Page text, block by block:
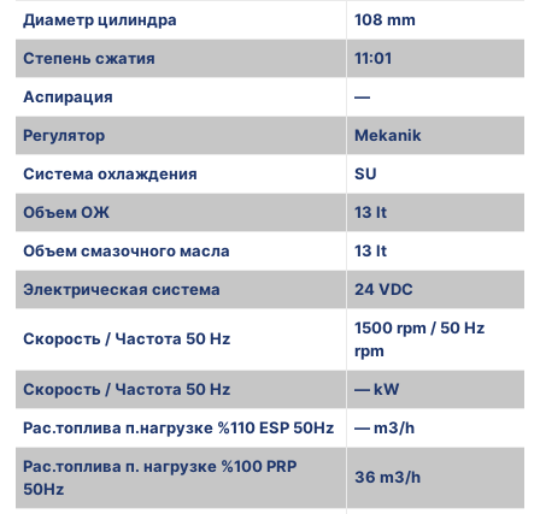
Диаметр цилиндра
108 mm
Степень сжатия
11:01
Аспирация
—
Регулятор
Mekanik
Система охлаждения
SU
Объем ОЖ
13 lt
Объем смазочного масла
13 lt
Электрическая система
24 VDC
Скорость / Частота 50 Hz
1500 rpm / 50 Hz
rpm
Скорость / Частота 50 Hz
— kW
Рас.топлива п.нагрузке %110 ESP 50Hz
— m3/h
Рас.топлива п. нагрузке %100 PRP
50Hz
36 m3/h